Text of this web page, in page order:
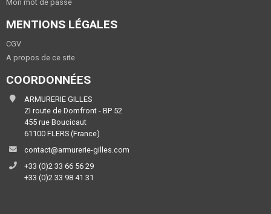
Mon mot de passe
MENTIONS LÉGALES
CGV
A propos de ce site
COORDONNÉES
ARMURERIE GILLES
ZI route de Domfront - BP 52
455 rue Boucicaut
61100 FLERS (France)
contact@armurerie-gilles.com
+33 (0)2 33 66 56 29
+33 (0)2 33 98 41 31